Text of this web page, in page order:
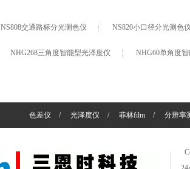
NS808交通路标分光测色仪 NS820小口径分光测色
NHG268三角度智能型光泽度仪 NHG60单角度
色差仪 / 光泽度仪 / 菲林film / 分辨率